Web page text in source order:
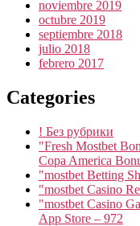
noviembre 2019
octubre 2019
septiembre 2018
julio 2018
febrero 2017
Categories
! Без рубрики
"Fresh Mostbet
Copa America
"mostbet Betting
"mostbet Casino
"‎mostbet Casino
App Store – 972